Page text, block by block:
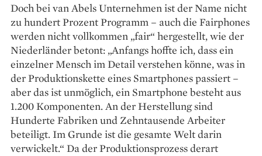
Doch bei van Abels Unternehmen ist der Name nicht
zu hundert Prozent Programm – auch die Fairphones
werden nicht vollkommen „fair“ hergestellt, wie der
Niederländer betont: „Anfangs hoffte ich, dass ein
einzelner Mensch im Detail verstehen könne, was in
der Produktionskette eines Smartphones passiert –
aber das ist unmöglich, ein Smartphone besteht aus
1.200 Komponenten. An der Herstellung sind
Hunderte Fabriken und Zehntausende Arbeiter
beteiligt. Im Grunde ist die gesamte Welt darin
verwickelt.“ Da der Produktionsprozess derart